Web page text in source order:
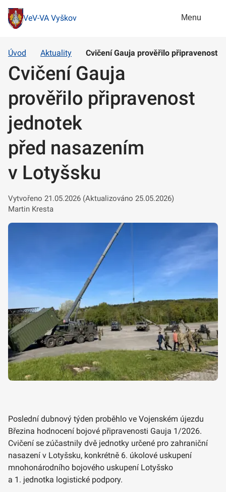
VeV-VA Vyškov Menu
Úvod Aktuality Cvičení Gauja prověřilo připravenost
Cvičení Gauja
prověřilo připravenost
jednotek
před nasazením
v Lotyšsku
Vytvořeno 21.05.2026 (Aktualizováno 25.05.2026)
Martin Kresta
Poslední dubnový týden proběhlo ve Vojenském újezdu
Březina hodnocení bojové připravenosti Gauja 1/2026.
Cvičení se zúčastnily dvě jednotky určené pro zahraniční
nasazení v Lotyšsku, konkrétně 6. úkolové uskupení
mnohonárodního bojového uskupení Lotyšsko
a 1. jednotka logistické podpory.